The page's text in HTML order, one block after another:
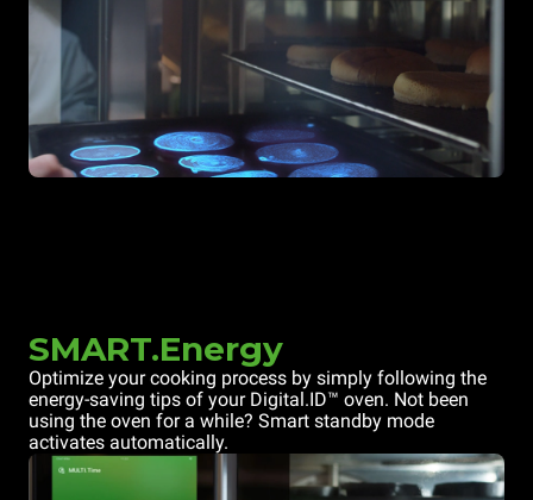
SMART.Energy
Optimize your cooking process by simply following the
energy-saving tips of your Digital.ID™ oven. Not been
using the oven for a while? Smart standby mode
activates automatically.